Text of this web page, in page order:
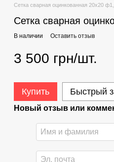
Сетка сварная оцинкованная 20х20
Сетка сварная
В наличии Оставить отзыв
3 500 грн/шт.
Купить Быстрый
Новый отзыв или